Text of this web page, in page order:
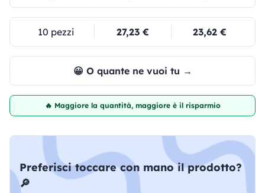
10 pezzi 27,23 € 23,62 €
😀 O quante ne vuoi tu →
🔥 Maggiore la quantità, maggiore è il risparmio
Preferisci toccare con mano il prodotto?
🔎